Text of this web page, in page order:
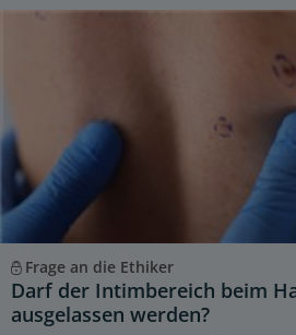
Frage an die Ethiker
Darf der Intimbereich beim
ausgelassen werden?